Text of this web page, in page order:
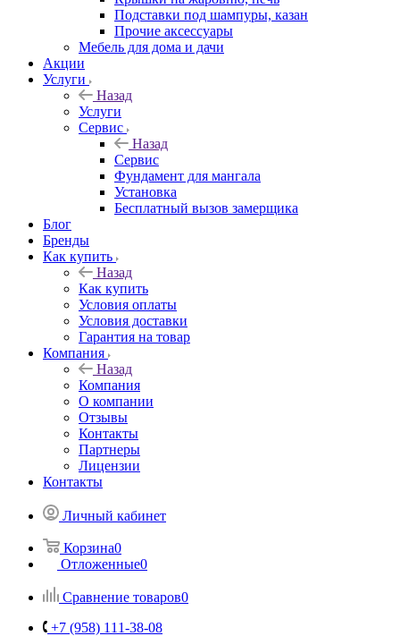
Подставки под шампуры, казан
Прочие аксессуары
Мебель для дома и дачи
Акции
Услуги
Назад
Услуги
Сервис
Назад
Сервис
Фундамент для мангала
Установка
Бесплатный вызов замерщика
Блог
Бренды
Как купить
Назад
Как купить
Условия оплаты
Условия доставки
Гарантия на товар
Компания
Назад
Компания
О компании
Отзывы
Контакты
Партнеры
Лицензии
Контакты
Личный кабинет
Корзина0
Отложенные0
Сравнение товаров0
+7 (958) 111-38-08